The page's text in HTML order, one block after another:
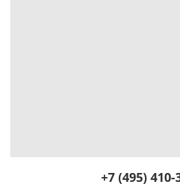
+7 (495) 410-